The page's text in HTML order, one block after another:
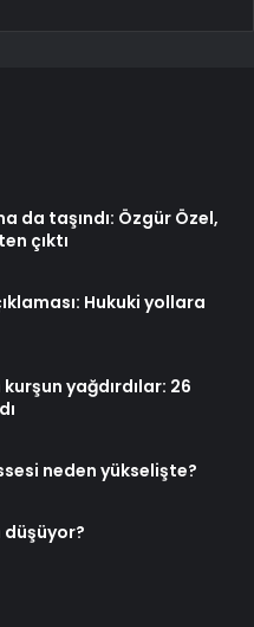
da taşındı: Özgür Özel,
çıktı
Hukuki yollara
yağdırdılar: 26
neden yükselişte?
düşüyor?